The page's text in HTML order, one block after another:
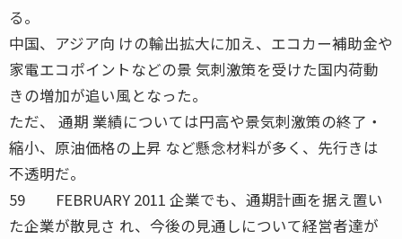
る。
中国、アジア向 けの輸出拡大に加え、エコカー補助金や
家電エコポイントなどの景 気刺激策を受けた国内荷動
きの増加が追い風となった。
ただ、 通期 業績については円高や景気刺激策の終了・
縮小、原油価格の上昇 など懸念材料が多く、先行きは
不透明だ。
59 FEBRUARY 2011 企業でも、通期計画を据え置い
た企業が散見さ れ、今後の見通しについて経営者達が